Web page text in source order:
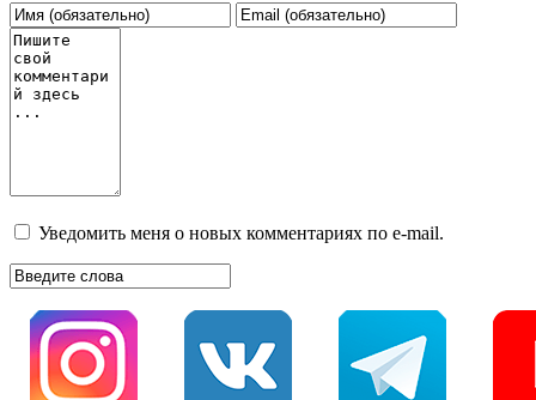
Уведомить меня о новых комментариях по e-mail.